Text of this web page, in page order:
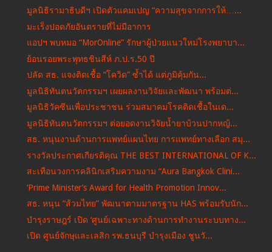
มูลนิธิรามาธิบดีฯ เปิดตัวแคมเปญ “ความสุขจากการให้…...
มะเร็งปอดภัยอันตรายที่ไม่มีอาการ
แอปฯ พบหมอ “MorOnline” รักษาผู้ป่วยแนวใหม่โรงพยาบา...
ย้อนรอยพระพุทธชินสีห์ ภ.ป.ร.50 ปี
ปลัด สธ. แจงติดเชื้อ “โควิด” ซ้ำได้ แต่ภูมิคุ้มกัน...
มูลนิธิทันตนวัตกรรมฯ เผยผลงานวิจัยและพัฒนา พร้อมต่...
มูลนิธิวัคซีนเพื่อประชาชน ร่วมสมาคมโรคติดเชื้อในเด...
มูลนิธิทันตนวัตกรรมฯ ต่อยอดงานวิจัยน้ำยาบ้วนปากหญ้...
สธ. หนุนงานด้านการแพทย์แผนไทย การแพทย์ทางเลือก สมุ...
รางวัลประกาศเกียรติคุณ THE BEST INTERNATIONAL OF K...
สะเทือนวงการคลินิกเสริมความงาม “Aura Bangkok Clini...
‘Prime Minister’s Award for Health Promotion Innov...
สธ. หนุน “ส้วมไทย” พัฒนาตามมาตรฐาน HAS พร้อมรับนัก...
บำรุงราษฎร์ เปิด ‘ศูนย์เฉพาะทางด้านการทำงานระบบทาง...
เปิด ศูนย์จักษุและเลสิก รพ.ธนบุรี บำรุงเมือง ชูนวั...